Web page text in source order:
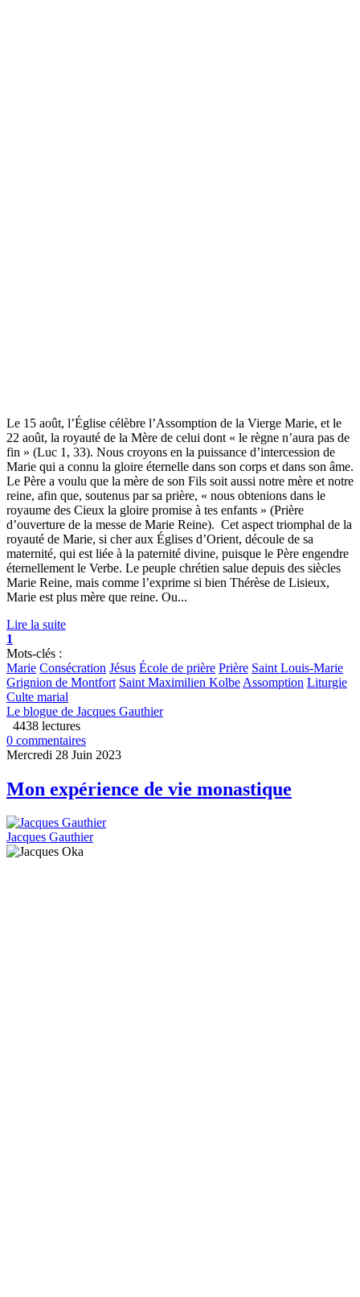
Le 15 août, l’Église célèbre l’Assomption de la Vierge Marie, et le
22 août, la royauté de la Mère de celui dont « le règne n’aura pas de
fin » (Luc 1, 33). Nous croyons en la puissance d’intercession de
Marie qui a connu la gloire éternelle dans son corps et dans son âme.
Le Père a voulu que la mère de son Fils soit aussi notre mère et notre
reine, afin que, soutenus par sa prière, « nous obtenions dans le
royaume des Cieux la gloire promise à tes enfants » (Prière
d’ouverture de la messe de Marie Reine). Cet aspect triomphal de la
royauté de Marie, si cher aux Églises d’Orient, découle de sa
maternité, qui est liée à la paternité divine, puisque le Père engendre
éternellement le Verbe. Le peuple chrétien salue depuis des siècles
Marie Reine, mais comme l’exprime si bien Thérèse de Lisieux,
Marie est plus mère que reine. Ou...
Lire la suite
1
Mots-clés :
Marie Consécration Jésus École de prière Prière Saint Louis-Marie
Grignion de Montfort Saint Maximilien Kolbe Assomption Liturgie
Culte marial
Le blogue de Jacques Gauthier
4438 lectures
0 commentaires
Mercredi 28 Juin 2023
Mon expérience de vie monastique
Jacques Gauthier